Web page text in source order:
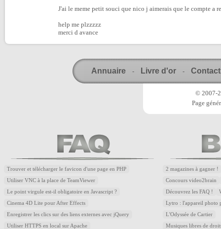
J'ai le meme petit souci que nico j aimerais que le compte a
help me plzzzzz
merci d avance
Annuaire - Livre d'or - Contact
© 2007-
Page
Trouver et télécharger le favicon d'une page en PHP
Utiliser VNC à la place de TeamViewer
Le point virgule est-il obligatoire en Javascript ?
Cinema 4D Lite pour After Effects
Enregistrer les clics sur des liens externes avec jQuery
Utiliser HTTPS en local sur Apache
2 magazines à gagner !
Concours video2brain
Découvrez les FAQ !
Lytro : l'appareil photo
L'Odyssée de Cartier
Musiques libres de